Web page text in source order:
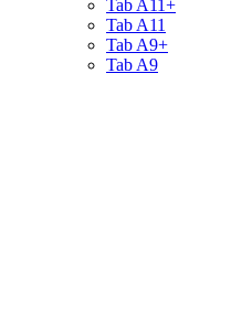
Tab A11+
Tab A11
Tab A9+
Tab A9